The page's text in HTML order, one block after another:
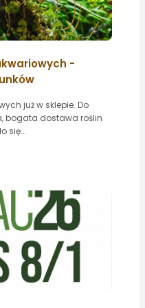
-
już w sklepie. Do
bogata dostawa roślin
się...